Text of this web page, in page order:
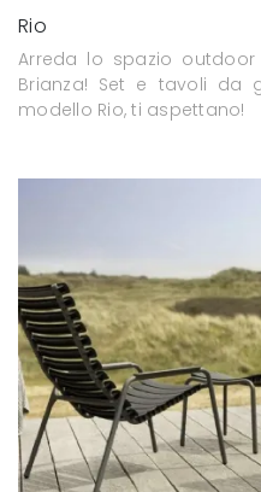
Rio
Arreda lo spazio
Brianza! Set e tavoli da
modello Rio, ti aspettano!